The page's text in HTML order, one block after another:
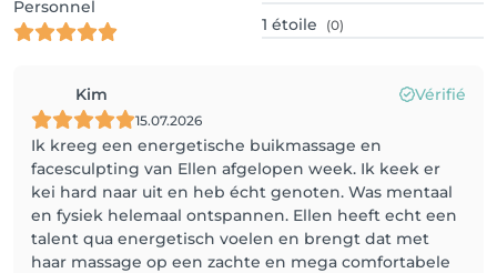
Personnel
1 étoile (0)
Kim Vérifié
15.07.2026
Ik kreeg een energetische buikmassage en
facesculpting van Ellen afgelopen week. Ik keek er
kei hard naar uit en heb écht genoten. Was mentaal
en fysiek helemaal ontspannen. Ellen heeft echt een
talent qua energetisch voelen en brengt dat met
haar massage op een zachte en mega comfortabele